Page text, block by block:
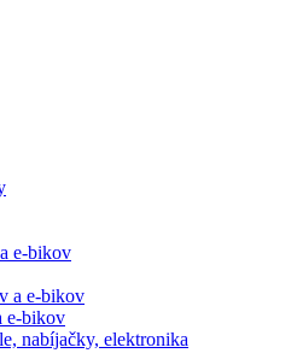
e-bikov
a e-bikov
e-bikov
nabíjačky, elektronika